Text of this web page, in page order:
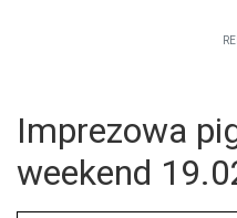
Imprezowa
weekend